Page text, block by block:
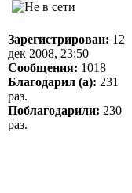
Зарегистрирован: 12
дек 2008, 23:50
Сообщения: 1018
Благодарил (а): 231
раз.
Поблагодарили: 230
раз.